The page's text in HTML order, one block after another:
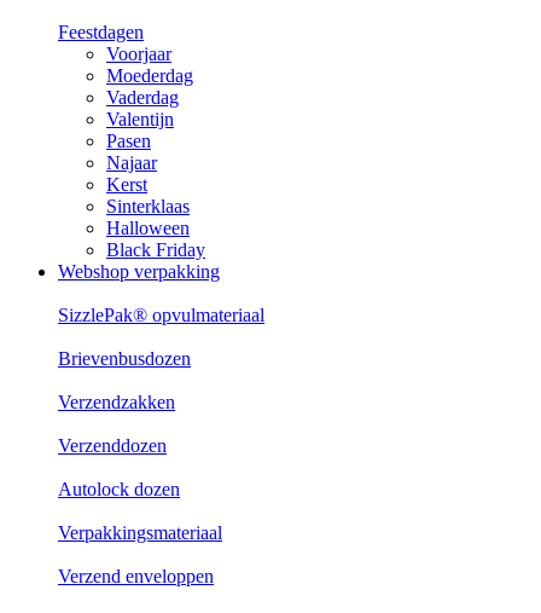
Feestdagen
Voorjaar
Moederdag
Vaderdag
Valentijn
Pasen
Najaar
Kerst
Sinterklaas
Halloween
Black Friday
Webshop verpakking
SizzlePak® opvulmateriaal
Brievenbusdozen
Verzendzakken
Verzenddozen
Autolock dozen
Verpakkingsmateriaal
Verzend enveloppen